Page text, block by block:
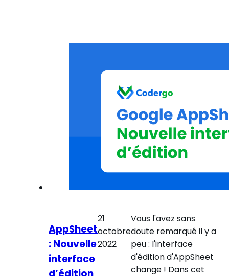
AppSheet
: Nouvelle
interface
21
octobre
2022
Vous l'avez sans
doute remarqué il y a
peu : l'interface
d'édition d'AppSheet
change ! Dans cet